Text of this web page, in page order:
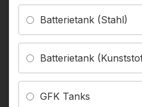
Batterietank (Stahl)
Batterietank
GFK Tanks